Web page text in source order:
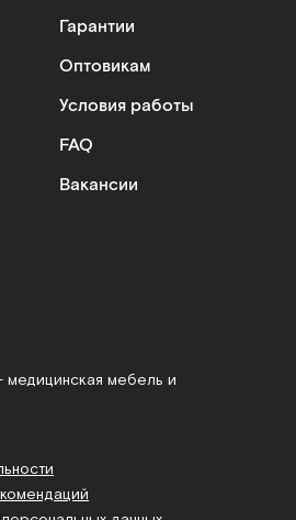
Гарантии
Оптовикам
Условия работы
FAQ
Вакансии
мебель и